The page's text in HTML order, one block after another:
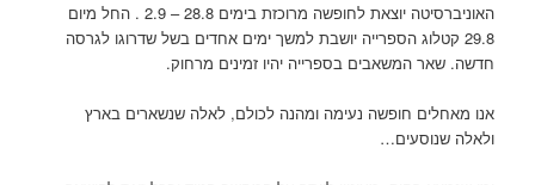
האוניברסיטה יוצאת לחופשה מרוכזת בימים 28.8 – 2.9 . החל מיום
29.8 קטלוג הספרייה יושבת למשך ימים אחדים בשל שדרוגו לגרסה
חדשה. שאר המשאבים בספרייה יהיו זמינים מרחוק.
אנו מאחלים חופשה נעימה ומהנה לכולם, לאלה שנשארים בארץ
ולאלה שנוסעים…